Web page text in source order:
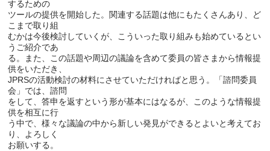
するための
ツールの提供を開始した。関連する話題は他にもたくさんあり、ど
こまで取り組
むかは今後検討していくが、こういった取り組みも始めているとい
うご紹介であ
る。また、この話題や周辺の議論を含めて委員の皆さまから情報提
供をいただき、
JPRSの活動検討の材料にさせていただければと思う。「諮問委員
会」では、諮問
をして、答申を返すという形が基本にはなるが、このような情報提
供を相互に行
う中で、様々な議論の中から新しい発見ができるとよいと考えてお
り、よろしく
お願いする。